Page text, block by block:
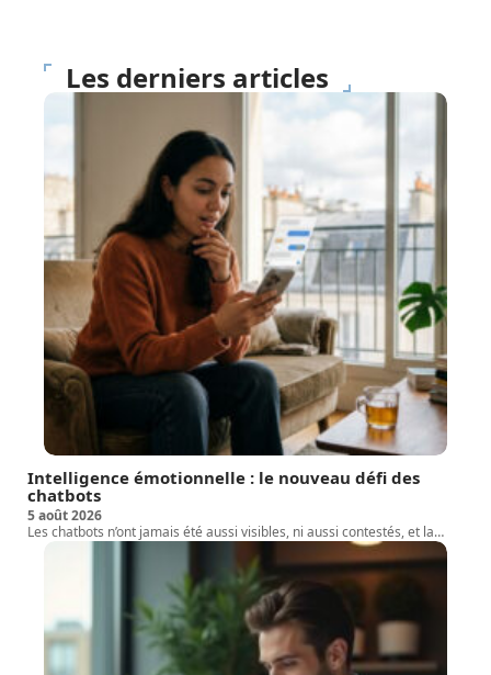
Les derniers articles
Intelligence émotionnelle : le nouveau défi des
chatbots
5 août 2026
Les chatbots n’ont jamais été aussi visibles, ni aussi contestés, et la…